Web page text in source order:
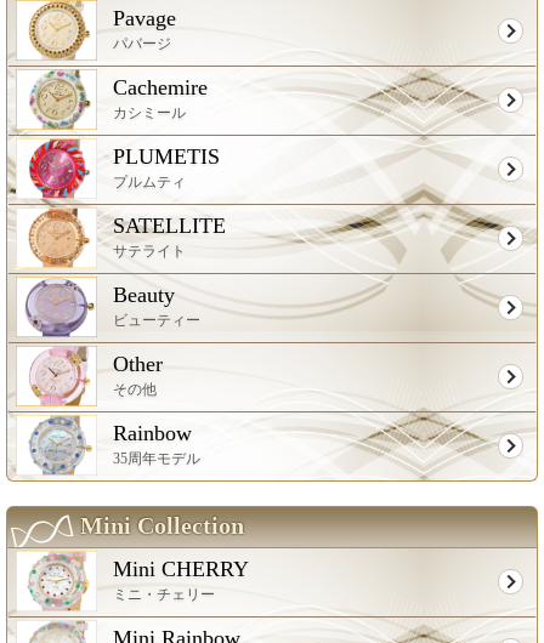
Pavage
パバージ
Cachemire
カシミール
PLUMETIS
プルムティ
SATELLITE
サテライト
Beauty
ビューティー
Other
その他
Rainbow
35周年モデル
Mini Collection
Mini CHERRY
ミニ・チェリー